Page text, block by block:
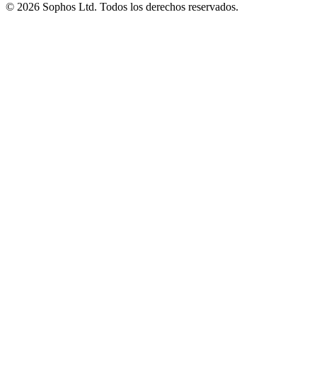
© 2026 Sophos Ltd. Todos los derechos reservados.